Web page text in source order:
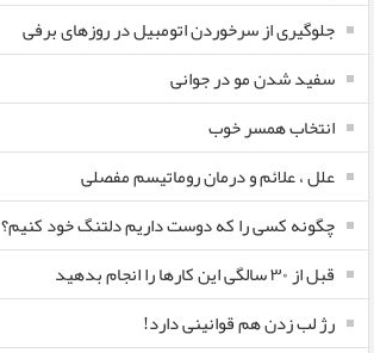
جلوگیری از سرخوردن اتومبیل در روزهای برفی
سفید شدن مو در جوانی
انتخاب همسر خوب
علل ، علائم و درمان روماتیسم مفصلی
چگونه کسی را که دوست داریم دلتنگ خود کنیم؟
قبل از ۳۰ سالگی این کارها را انجام بدهید
رژ لب زدن هم قوانینی دارد!